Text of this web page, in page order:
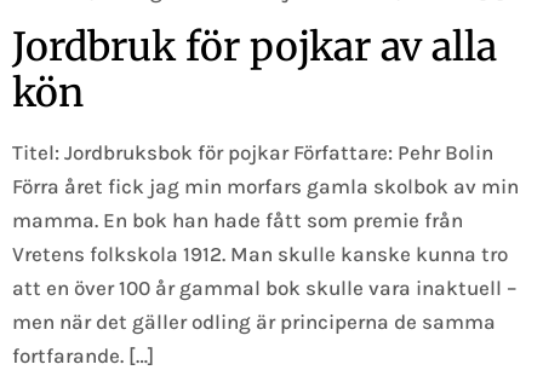
Jordbruk för pojkar av alla
kön
Titel: Jordbruksbok för pojkar Författare: Pehr Bolin
Förra året fick jag min morfars gamla skolbok av min
mamma. En bok han hade fått som premie från
Vretens folkskola 1912. Man skulle kanske kunna tro
att en över 100 år gammal bok skulle vara inaktuell –
men när det gäller odling är principerna de samma
fortfarande. […]